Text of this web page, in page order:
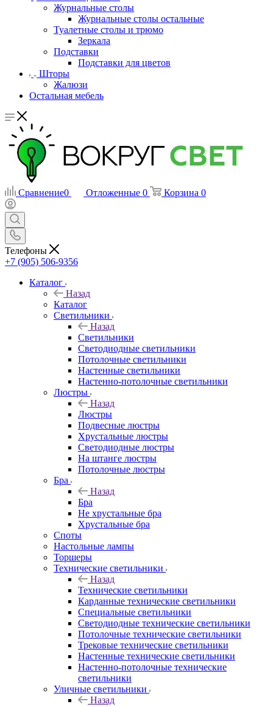
Журнальные столы
Журнальные столы остальные
Туалетные столы и трюмо
Зеркала
Подставки
Подставки для цветов
Шторы
Жалюзи
Остальная мебель
Сравнение0 Отложенные 0 Корзина 0
Телефоны
+7 (905) 506-9356
Каталог
Назад
Каталог
Светильники
Назад
Светильники
Светодиодные светильники
Потолочные светильники
Настенные светильники
Настенно-потолочные светильники
Люстры
Назад
Люстры
Подвесные люстры
Хрустальные люстры
Светодиодные люстры
На штанге люстры
Потолочные люстры
Бра
Назад
Бра
Не хрустальные бра
Хрустальные бра
Споты
Настольные лампы
Торшеры
Технические светильники
Назад
Технические светильники
Карданные технические светильники
Специальные светильники
Светодиодные технические светильники
Потолочные технические светильники
Трековые технические светильники
Настенные технические светильники
Настенно-потолочные технические
светильники
Уличные светильники
Назад